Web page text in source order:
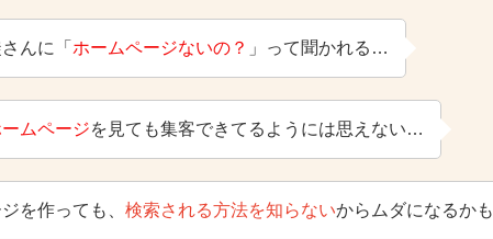
んに「 ホームページないの？ 」って聞かれる…
ムページを見ても集客できてるようには思えない…
を作っても、 検索される方法を知らないからムダになるかも